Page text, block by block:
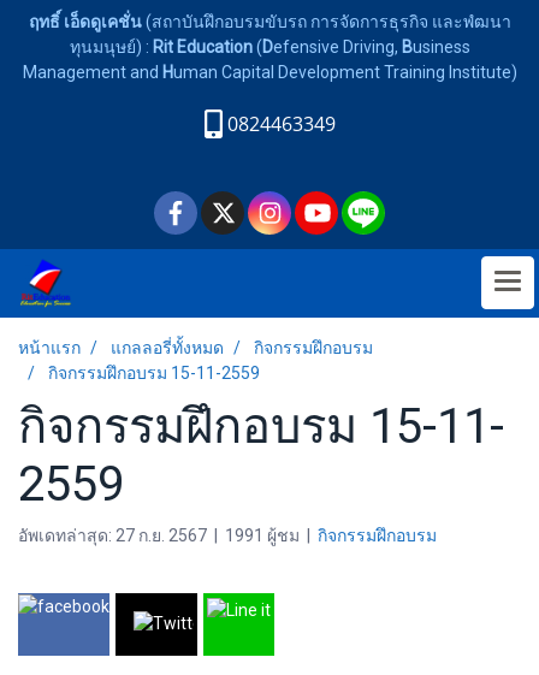
ฤทธิ์ เอ็ดดูเคชั่น(สถาบันฝึกอบรมขับรถ การจัดการธุรกิจ และพํฒนา
ทุนมนุษย์) : Rit Education(Defensive Driving, Business
Management and Human Capital Development Training Institute)
0824463349
หน้าแรก แกลลอรี่ทั้งหมด
กิจกรรมฝึกอบรม
กิจกรรมฝึกอบรม 15-11-2559
กิจกรรมฝึกอบรม 15-11-
2559
อัพเดทล่าสุด: 27 ก.ย. 2567 1991 ผู้ชม กิจกรรมฝึกอบรม